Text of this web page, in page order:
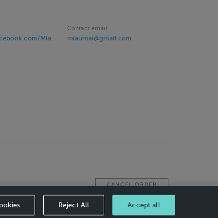
Mia
Contact email
miaumai@gmail.com
CANCEL ORDER
Reject All Accept all